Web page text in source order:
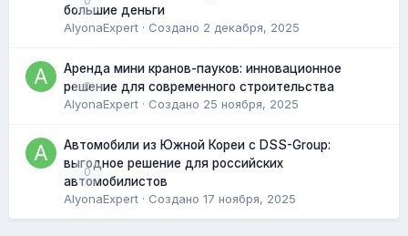
большие деньги
AlyonaExpert · Создано 2 декабря, 2025
0
Аренда мини кранов-пауков: инновационное
решение для современного строительства
AlyonaExpert · Создано 25 ноября, 2025
0
Автомобили из Южной Кореи с DSS-Group:
выгодное решение для российских
автомобилистов
AlyonaExpert · Создано 17 ноября, 2025